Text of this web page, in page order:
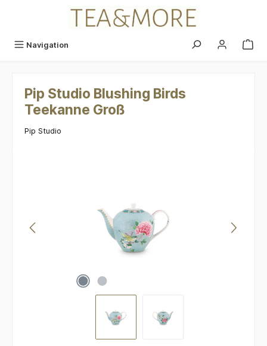
Navigation
Pip Studio Blushing Birds
Teekanne Groß
Pip Studio